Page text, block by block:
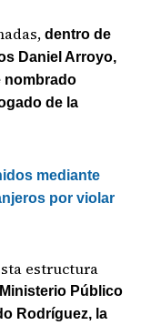
dentro de
Daniel Arroyo,
nombrado
de la
mediante
por violar
estructura
Ministerio Público
Rodríguez, la